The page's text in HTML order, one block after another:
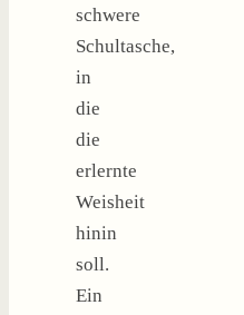
schwere
Schultasche,
in
die
die
erlernte
Weisheit
hinin
soll.
Ein